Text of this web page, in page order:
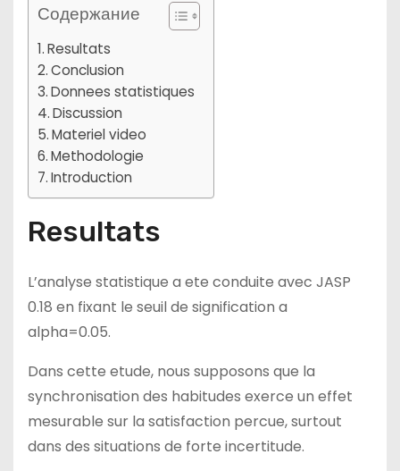
Содержание
Resultats
Conclusion
Donnees statistiques
Discussion
Materiel video
Methodologie
Introduction
Resultats
L’analyse statistique a ete conduite avec JASP
0.18 en fixant le seuil de signification a
alpha=0.05.
Dans cette etude, nous supposons que la
synchronisation des habitudes exerce un effet
mesurable sur la satisfaction percue, surtout
dans des situations de forte incertitude.